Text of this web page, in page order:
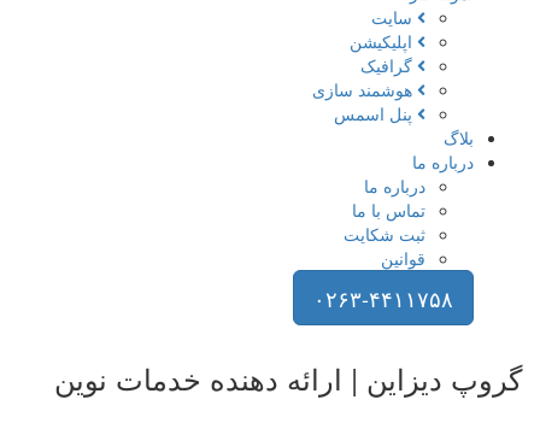
سایت
اپلیکیشن
گرافیک
هوشمند سازی
پنل اسمس
بلاگ
درباره ما
درباره ما
تماس با ما
ثبت شکایت
قوانین
۰۲۶۳-۴۴۱۱۷۵۸
گروپ دیزاین | ارائه دهنده خدمات نوین